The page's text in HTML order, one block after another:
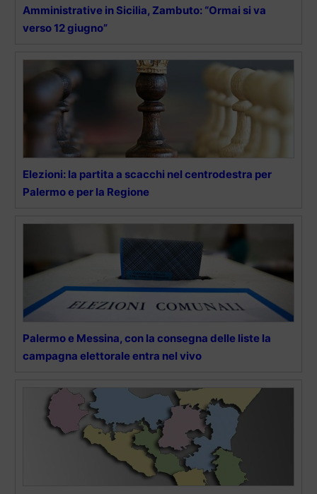
Amministrative in Sicilia, Zambuto: “Ormai si va
verso 12 giugno”
Elezioni: la partita a scacchi nel centrodestra per
Palermo e per la Regione
Palermo e Messina, con la consegna delle liste la
campagna elettorale entra nel vivo